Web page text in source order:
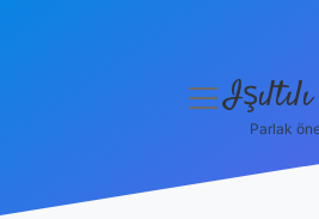
menüyü
Parlak